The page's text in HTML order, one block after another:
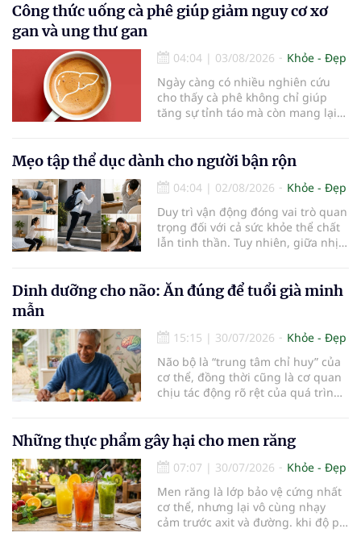
trẻ. Đây cũng là định hướng của
Trung tâm Nhãn nhi và Kiểm soát
Đô đưa vào hoạt động ngày 1/8.
Công thức uống cà phê giúp giảm nguy cơ xơ
gan và ung thư gan
04:04 | 03/08/2026
Khỏe - Đẹp
Ngày càng có nhiều nghiên cứu
cho thấy cà phê không chỉ giúp
tăng sự tỉnh táo mà còn mang lại
đóng vai trò lọc độc tố, chuyển hóa
thuốc và dự trữ nhiều vitamin,
khoáng chất thiết yếu nhưng cũng
rất dễ bị tổn thương…
Mẹo tập thể dục dành cho người bận rộn
04:04 | 02/08/2026
Khỏe - Đẹp
Duy trì vận động đóng vai trò quan
trọng đối với cả sức khỏe thể chất
lẫn tinh thần. Tuy nhiên, giữa nhịp
cho các hoạt động tập luyện
thường trở thành một thách thức
Dinh dưỡng cho não: Ăn đúng để tuổi già minh
mẫn
15:15 | 30/07/2026
Khỏe - Đẹp
Não bộ là “trung tâm chỉ huy” của
cơ thể, đồng thời cũng là cơ quan
chịu tác động rõ rệt của quá trình
mạnh, có thể góp phần bảo vệ tế
bào thần kinh, duy trì trí nhớ và
giúp NCT sống minh mẫn, tự chủ
lâu hơn.
Những thực phẩm gây hại cho men răng
07:07 | 30/07/2026
Khỏe - Đẹp
Men răng là lớp bảo vệ cứng nhất
cơ thể, nhưng lại vô cùng nhạy
cảm trước axit và đường. khi độ pH